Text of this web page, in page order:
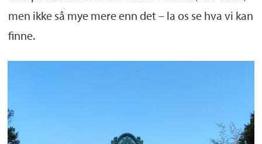
men ikke så mye mere enn det – la os se hva vi kan
finne.